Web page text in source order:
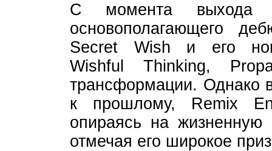
С момента выхода
основополагающего
Secret Wish и его
Wishful Thinking,
трансформации. Однако
к прошлому, Remix
опираясь на жизненную
отмечая его широкое